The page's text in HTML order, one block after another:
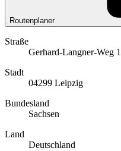
Routenplaner
Straße
Gerhard-Langner-Weg 1
Stadt
04299 Leipzig
Bundesland
Sachsen
Land
Deutschland